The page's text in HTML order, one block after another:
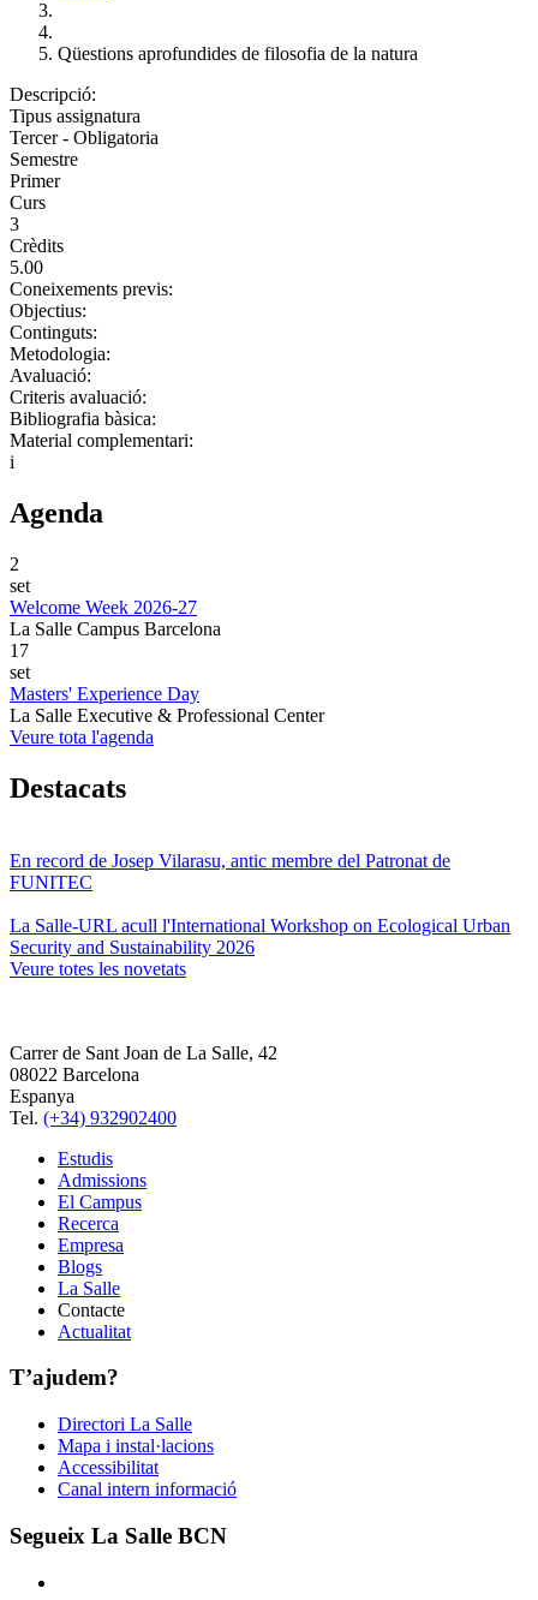
Qüestions aprofundides de filosofia de la natura
Descripció:
Tipus assignatura
Tercer - Obligatoria
Semestre
Primer
Curs
3
Crèdits
5.00
Coneixements previs:
Objectius:
Continguts:
Metodologia:
Avaluació:
Criteris avaluació:
Bibliografia bàsica:
Material complementari:
i
Agenda
2
set
Welcome Week 2026-27
La Salle Campus Barcelona
17
set
Masters' Experience Day
La Salle Executive & Professional Center
Veure tota l'agenda
Destacats
En record de Josep Vilarasu, antic membre del Patronat de
FUNITEC
La Salle-URL acull l'International Workshop on Ecological Urban
Security and Sustainability 2026
Veure totes les novetats
Carrer de Sant Joan de La Salle, 42
08022 Barcelona
Espanya
Tel. (+34) 932902400
Estudis
Admissions
El Campus
Recerca
Empresa
Blogs
La Salle
Contacte
Actualitat
T’ajudem?
Directori La Salle
Mapa i instal·lacions
Accessibilitat
Canal intern informació
Segueix La Salle BCN